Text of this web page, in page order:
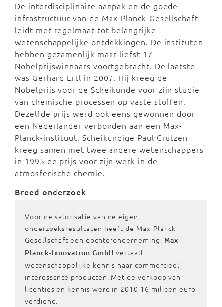
De interdisciplinaire aanpak en de goede
infrastructuur van de Max-Planck-Gesellschaft
leidt met regelmaat tot belangrijke
wetenschappelijke ontdekkingen. De instituten
hebben gezamenlijk maar liefst 17
Nobelprijswinnaars voortgebracht. De laatste
was Gerhard Ertl in 2007. Hij kreeg de
Nobelprijs voor de Scheikunde voor zijn studie
van chemische processen op vaste stoffen.
Dezelfde prijs werd ook eens gewonnen door
een Nederlander verbonden aan een Max-
Planck-instituut. Scheikundige Paul Crutzen
kreeg samen met twee andere wetenschappers
in 1995 de prijs voor zijn werk in de
atmosferische chemie.
Breed onderzoek
Voor de valorisatie van de eigen
onderzoeksresultaten heeft de Max-Planck-
Gesellschaft een dochteronderneming. Max-
Planck-Innovation GmbH vertaalt
wetenschappelijke kennis naar commercieel
interessante producten. Met de verkoop van
licenties en kennis werd in 2010 16 miljoen euro
verdiend.